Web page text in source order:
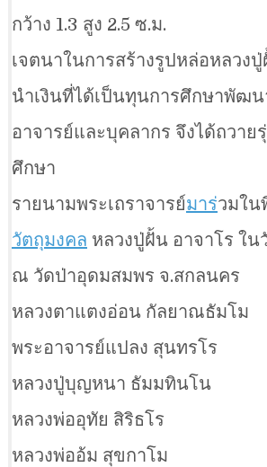
กว้าง 1.3 สูง 2.5 ซ.ม.
เจตนาในการสร้างรูปหล่อหลวง
นำเงินที่ได้เป็นทุนการศึกษาพัฒน
อาจารย์และบุคลากร จึงได้ถวาย
ศึกษา
รายนามพระเถราจารย์มารวมใน
วัตถุมงคล หลวงปู่ฝั้น อาจาโร ใน
ณ วัดป่าอุดมสมพร จ.สกลนคร
หลวงตาแตงอ่อน กัลยาณธัมโม
พระอาจารย์แปลง สุนทรโร
หลวงปู่บุญหนา ธัมมทินโน
หลวงพ่ออุทัย สิริธโร
หลวงพ่ออ้ม สุขกาโม